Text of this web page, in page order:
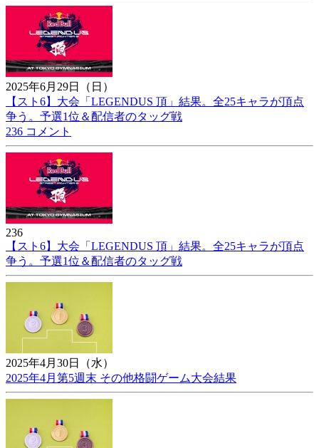
2025年6月29日（日）
【スト6】大会「LEGENDUS 頂」結果。全25キャラが頂点
争う。予選1位＆配信者のタッグ戦
236 コメント
236
【スト6】大会「LEGENDUS 頂」結果。全25キャラが頂点
争う。予選1位＆配信者のタッグ戦
2025年4月30日（水）
2025年4月第5週末 その他格闘ゲーム大会結果